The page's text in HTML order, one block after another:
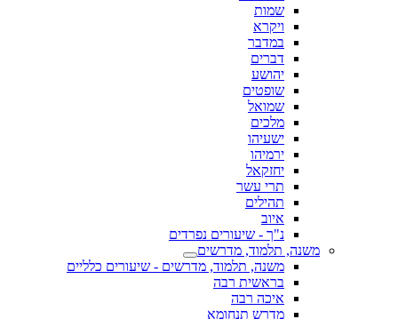
שמות
ויקרא
במדבר
דברים
יהושע
שופטים
שמואל
מלכים
ישעיהו
ירמיהו
יחזקאל
תרי עשר
תהילים
איוב
נ"ך - שיעורים נפרדים
משנה, תלמוד, מדרשים
משנה, תלמוד, מדרשים - שיעורים כלליים
בראשית רבה
איכה רבה
מדרש תנחומא